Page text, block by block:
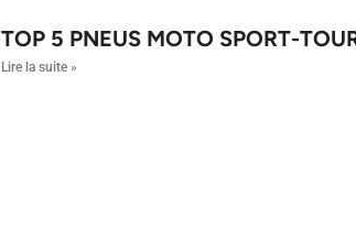
TOP 5 PNEUS MOTO SPORT-
Lire la suite »